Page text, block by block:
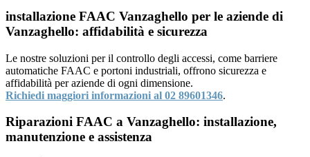
installazione FAAC Vanzaghello per le aziende di
Vanzaghello: affidabilità e sicurezza
Le nostre soluzioni per il controllo degli accessi, come barriere
automatiche FAAC e portoni industriali, offrono sicurezza e
affidabilità per aziende di ogni dimensione.
Richiedi maggiori informazioni al 02 89601346.
Riparazioni FAAC a Vanzaghello: installazione,
manutenzione e assistenza